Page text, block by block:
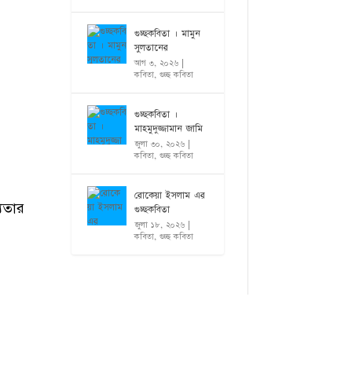
গুচ্ছকবিতা । মামুন
সুলতানের
আগ ৩, ২০২৬|
কবিতা, গুচ্ছ কবিতা
গুচ্ছকবিতা ।
মাহমুদুজ্জামান জামি
জুলা ৩০, ২০২৬|
কবিতা, গুচ্ছ কবিতা
রোকেয়া ইসলাম এর
গুচ্ছকবিতা
জুলা ১৮, ২০২৬|
কবিতা, গুচ্ছ কবিতা